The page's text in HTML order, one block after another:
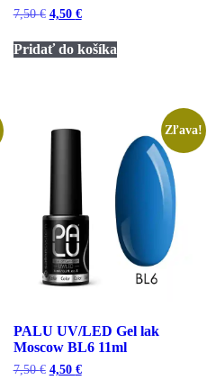
7,50€ Pôvodná
bola:
7,50 €.
4,50 €Aktuálna
je:
4,50 €.
Pridať do košíka
Zľava!
PALU UV/LED Gel lak
Moscow BL6 11ml
7,50€ Pôvodná
4,50 €Aktuálna